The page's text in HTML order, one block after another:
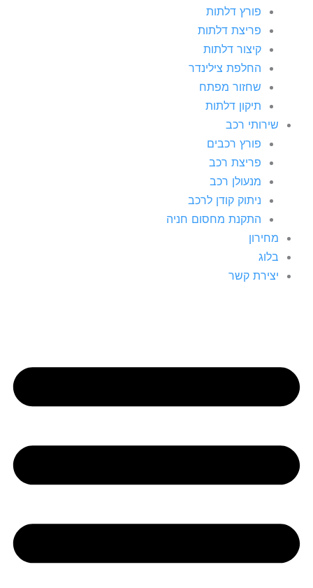
פורץ דלתות
פריצת דלתות
קיצור דלתות
החלפת צילינדר
שחזור מפתח
תיקון דלתות
שירותי רכב
פורץ רכבים
פריצת רכב
מנעולן רכב
ניתוק קודן לרכב
התקנת מחסום חניה
מחירון
בלוג
יצירת קשר